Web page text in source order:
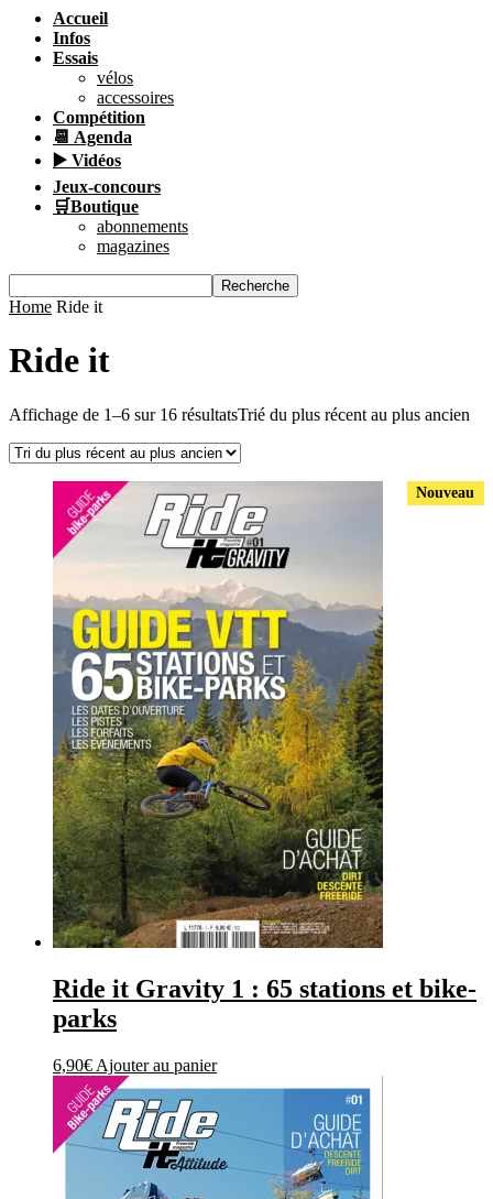
Accueil
Infos
Essais
vélos
accessoires
Compétition
📆 Agenda
▶️ Vidéos
Jeux-concours
🛒Boutique
abonnements
magazines
Home Ride it
Ride it
Affichage de 1–6 sur 16 résultatsTrié du plus récent au plus ancien
Nouveau
Ride it Gravity 1 : 65 stations et bike-
parks
6,90€ Ajouter au panier